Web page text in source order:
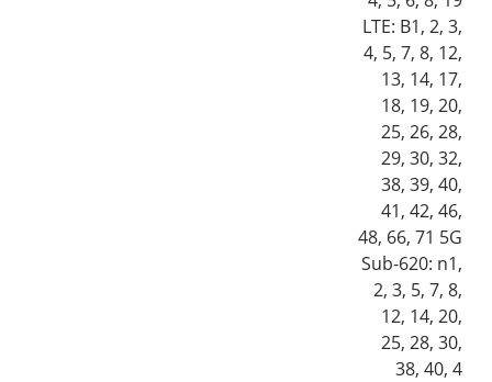
LTE: B1, 2, 3,
4, 5, 7, 8, 12,
13, 14, 17,
18, 19, 20,
25, 26, 28,
29, 30, 32,
38, 39, 40,
41, 42, 46,
48, 66, 71 5G
Sub-620: n1,
2, 3, 5, 7, 8,
12, 14, 20,
25, 28, 30,
38, 40, 4